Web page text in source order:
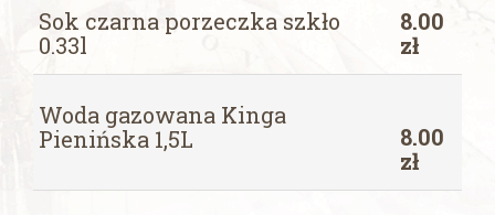
Sok czarna porzeczka szkło
0.33l
8.00
zł
Woda gazowana Kinga
Pienińska 1,5L
8.00
zł